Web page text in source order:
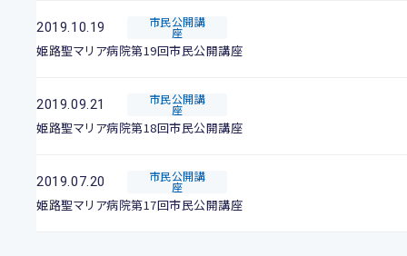
2019.10.19 市民公開講
座
姫路聖マリア病院第19回市民公開講座
2019.09.21 市民公開講
座
姫路聖マリア病院第18回市民公開講座
2019.07.20 市民公開講
座
姫路聖マリア病院第17回市民公開講座